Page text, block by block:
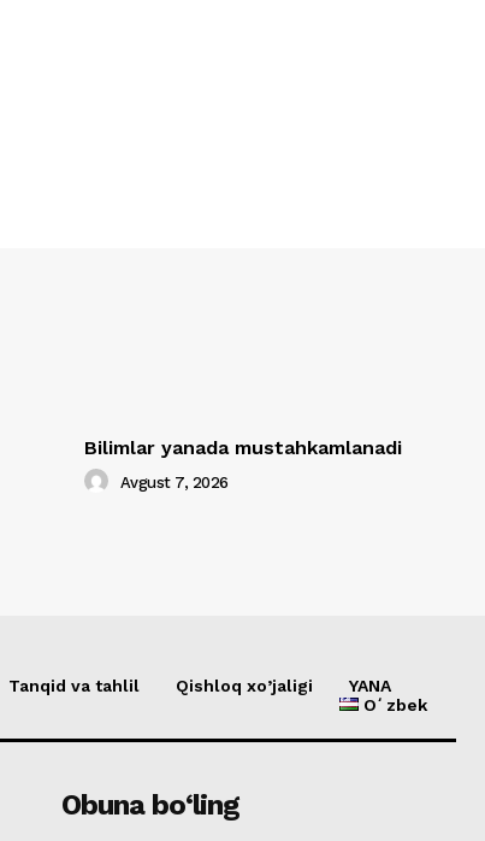
Bilimlar yanada mustahkamlanadi
Avgust 7, 2026
Tanqid va tahlil Qishloq xo’jaligi
YANA
Oʻzbek
Obuna bo‘ling